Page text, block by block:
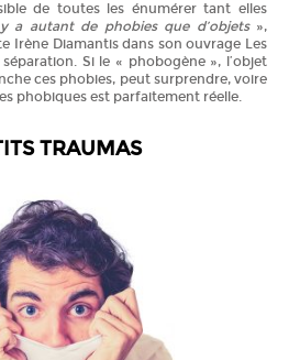
de toutes les énumérer tant elles
a autant de phobies que d’objets»,
Irène Diamantis dans son ouvrage Les
Si le « phobogène », l’objet
ces phobies, peut surprendre, voire
phobiques est parfaitement réelle.
TRAUMAS